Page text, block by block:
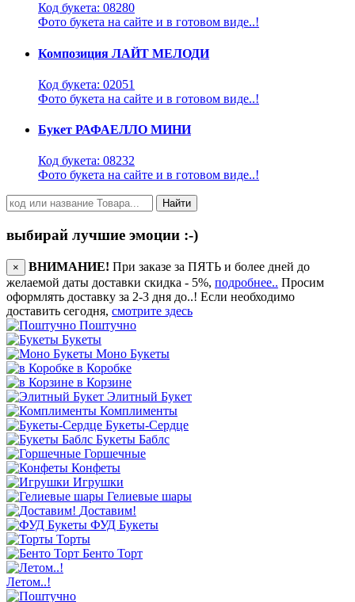
Код букета: 08280
Фото букета на сайте и в готовом виде..!
Композиция ЛАЙТ МЕЛОДИ
Код букета: 02051
Фото букета на сайте и в готовом виде..!
Букет РАФАЕЛЛО МИНИ
Код букета: 08232
Фото букета на сайте и в готовом виде..!
Найти
выбирай лучшие эмоции :-)
× ВНИМАНИЕ! При заказе за ПЯТЬ и более дней до
желаемой даты доставки скидка - 5%, подробнее.. Просим
оформлять доставку за 2-3 дня до..! Если необходимо
доставить сегодня, смотрите здесь
Поштучно
Букеты
Моно Букеты
в Коробке
в Корзине
Элитный Букет
Комплименты
Букеты-Сердце
Букеты Баблс
Горшечные
Конфеты
Игрушки
Гелиевые шары
Доставим!
ФУД Букеты
Торты
Бенто Торт
Летом..!